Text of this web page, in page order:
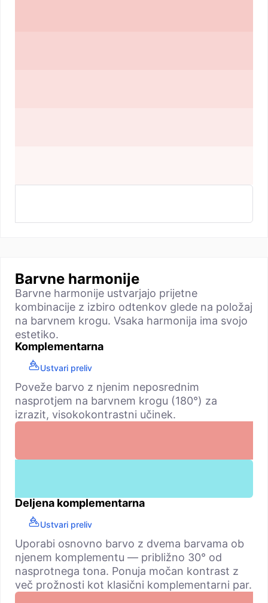
Barvne harmonije
Barvne harmonije ustvarjajo prijetne
kombinacije z izbiro odtenkov glede na položaj
na barvnem krogu. Vsaka harmonija ima svojo
estetiko.
Komplementarna
Ustvari preliv
Poveže barvo z njenim neposrednim
nasprotjem na barvnem krogu (180°) za
izrazit, visokokontrastni učinek.
Deljena komplementarna
Ustvari preliv
Uporabi osnovno barvo z dvema barvama ob
njenem komplementu — približno 30° od
nasprotnega tona. Ponuja močan kontrast z
več prožnosti kot klasični komplementarni par.